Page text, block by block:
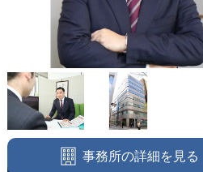
事務所の詳細を見る